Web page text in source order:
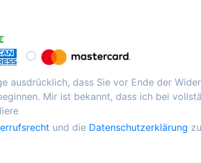
ausdrücklich, dass Sie vor Ende der
Mir ist bekannt, dass ich bei
und die Datenschutzerklärung